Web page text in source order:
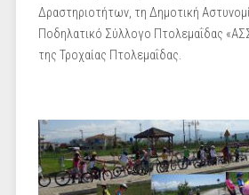
Δραστηριοτήτων, τη Δημοτική
Ποδηλατικό Σύλλογο Πτολεμαΐδας
της Τροχαίας Πτολεμαΐδας.